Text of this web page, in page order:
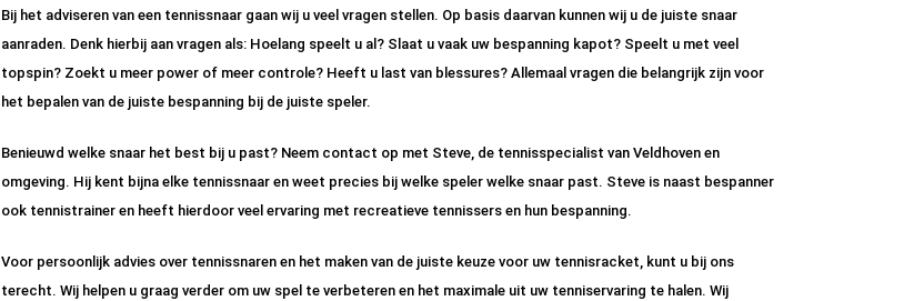
Bij het adviseren van een tennissnaar gaan wij u veel vragen stellen. Op basis daarvan kunnen wij u de juiste snaar
aanraden. Denk hierbij aan vragen als: Hoelang speelt u al? Slaat u vaak uw bespanning kapot? Speelt u met veel
topspin? Zoekt u meer power of meer controle? Heeft u last van blessures? Allemaal vragen die belangrijk zijn voor
het bepalen van de juiste bespanning bij de juiste speler.
Benieuwd welke snaar het best bij u past? Neem contact op met Steve, de tennisspecialist van Veldhoven en
omgeving. Hij kent bijna elke tennissnaar en weet precies bij welke speler welke snaar past. Steve is naast bespanner
ook tennistrainer en heeft hierdoor veel ervaring met recreatieve tennissers en hun bespanning.
Voor persoonlijk advies over tennissnaren en het maken van de juiste keuze voor uw tennisracket, kunt u bij ons
terecht. Wij helpen u graag verder om uw spel te verbeteren en het maximale uit uw tenniservaring te halen. Wij